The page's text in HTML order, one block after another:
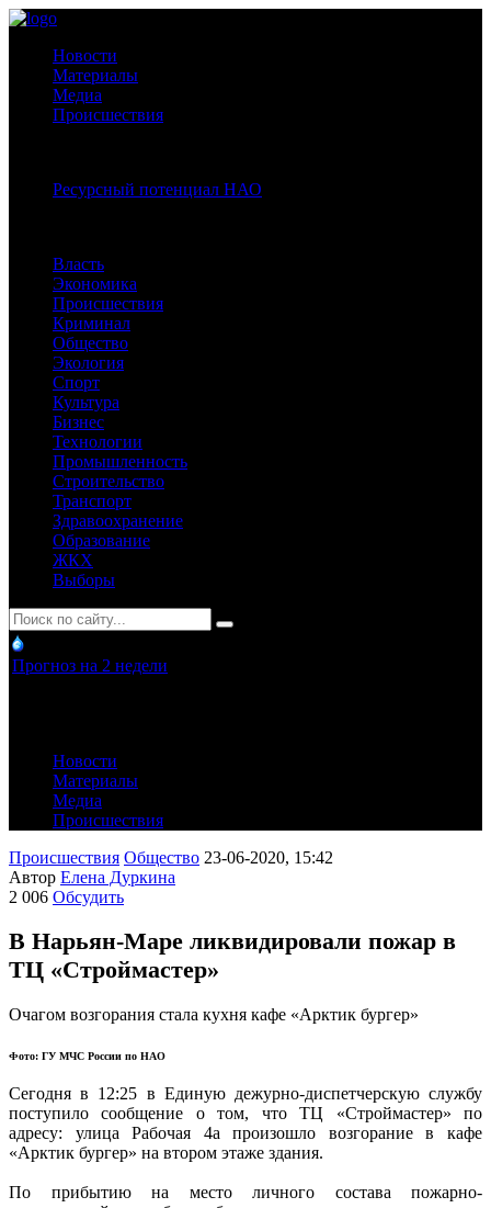
Новости
Материалы
Медиа
Происшествия
Ресурсный потенциал НАО
Власть
Экономика
Происшествия
Криминал
Общество
Экология
Спорт
Культура
Бизнес
Технологии
Промышленность
Строительство
Транспорт
Здравоохранение
Образование
ЖКХ
Выборы
Прогноз на 2 недели
Новости
Материалы
Медиа
Происшествия
Происшествия Общество 23-06-2020, 15:42
Автор Елена Дуркина
2 006 Обсудить
В Нарьян-Маре ликвидировали пожар в
ТЦ «Строймастер»
Очагом возгорания стала кухня кафе «Арктик бургер»
Фото: ГУ МЧС России по НАО
Сегодня в 12:25 в Единую дежурно-диспетчерскую службу
поступило сообщение о том, что ТЦ «Строймастер» по
адресу: улица Рабочая 4а произошло возгорание в кафе
«Арктик бургер» на втором этаже здания.
По прибытию на место личного состава пожарно-